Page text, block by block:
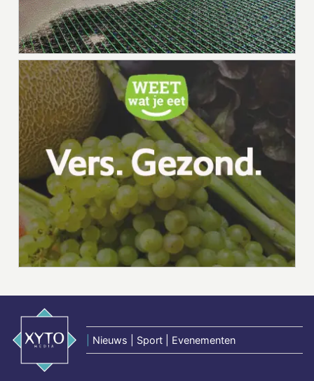
Nieuws | Sport | Evenementen